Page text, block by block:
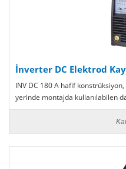
İnverter DC Elektrod
INV DC 180 A hafif
yerinde montajda kullanılabilen